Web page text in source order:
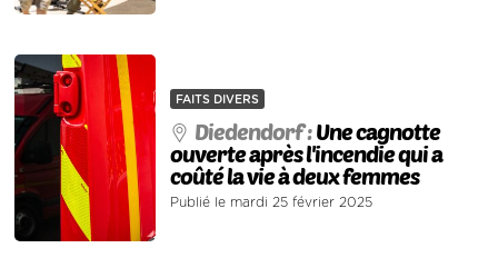
FAITS DIVERS
Diedendorf :Une cagnotte
ouverte après l'incendie qui a
coûté la vie à deux femmes
Publié le mardi 25 février 2025